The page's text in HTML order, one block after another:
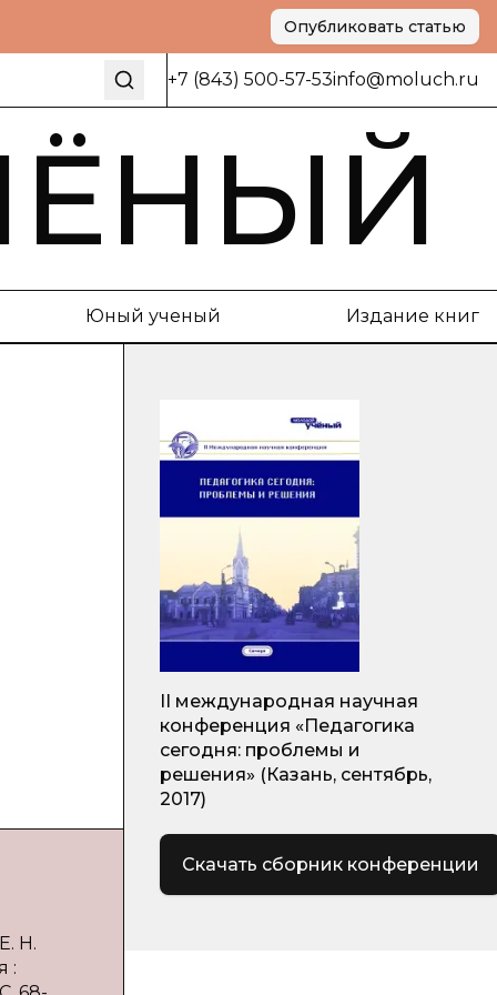
Опубликовать статью
+7 (843) 500-57-53info@moluch.ru
Юный ученый Издание книг
Н.
:
II международная научная
конференция «Педагогика
сегодня: проблемы и
решения» (Казань, сентябрь,
2017)
Скачать сборник конференции